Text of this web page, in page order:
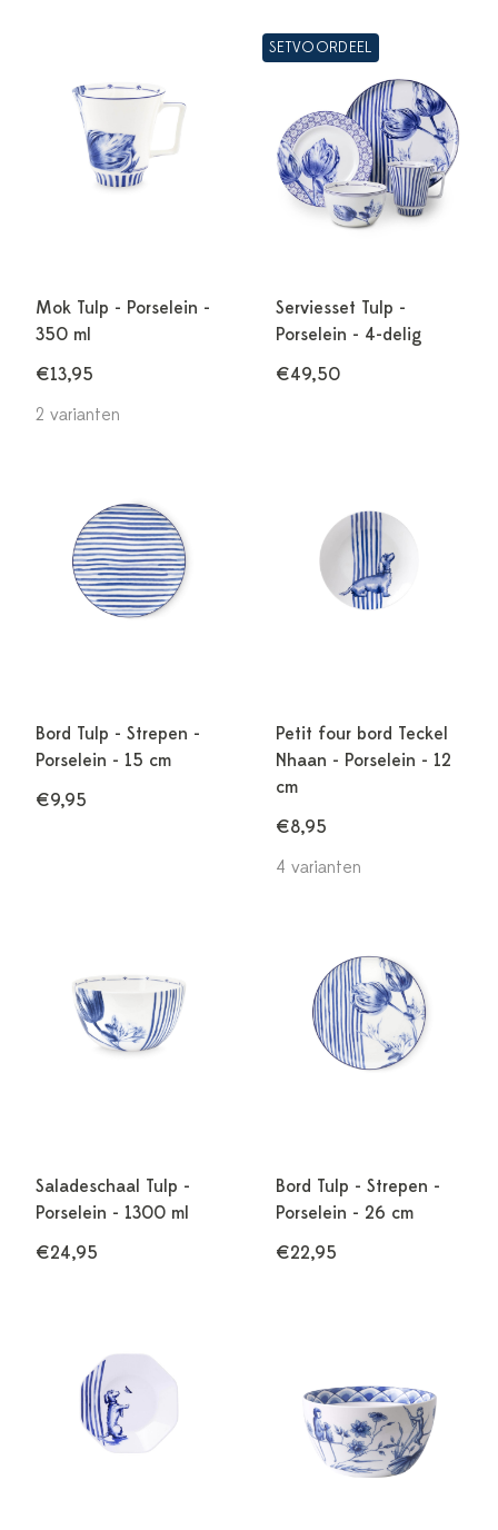
Mok Tulp - Porselein -
350 ml
€13,95
2 varianten
SETVOORDEEL
Serviesset Tulp -
Porselein - 4-delig
€49,50
Bord Tulp - Strepen -
Porselein - 15 cm
€9,95
Petit four bord Teckel
Nhaan - Porselein - 12
cm
€8,95
4 varianten
Saladeschaal Tulp -
Porselein - 1300 ml
€24,95
Bord Tulp - Strepen -
Porselein - 26 cm
€22,95